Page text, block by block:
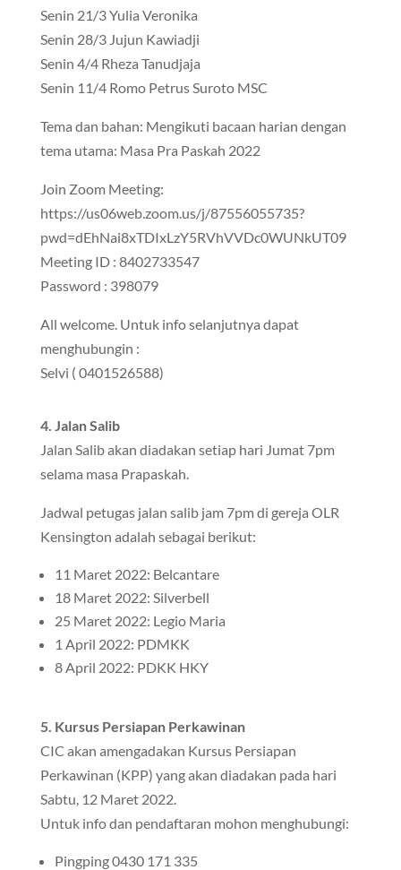
Senin 21/3 Yulia Veronika
Senin 28/3 Jujun Kawiadji
Senin 4/4 Rheza Tanudjaja
Senin 11/4 Romo Petrus Suroto MSC
Tema dan bahan: Mengikuti bacaan harian dengan
tema utama: Masa Pra Paskah 2022
Join Zoom Meeting:
https://us06web.zoom.us/j/87556055735?
pwd=dEhNai8xTDIxLzY5RVhVVDc0WUNkUT09
Meeting ID : 8402733547
Password : 398079
All welcome. Untuk info selanjutnya dapat
menghubungin :
Selvi ( 0401526588)
4. Jalan Salib
Jalan Salib akan diadakan setiap hari Jumat 7pm
selama masa Prapaskah.
Jadwal petugas jalan salib jam 7pm di gereja OLR
Kensington adalah sebagai berikut:
11 Maret 2022: Belcantare
18 Maret 2022: Silverbell
25 Maret 2022: Legio Maria
1 April 2022: PDMKK
8 April 2022: PDKK HKY
5. Kursus Persiapan Perkawinan
CIC akan amengadakan Kursus Persiapan
Perkawinan (KPP) yang akan diadakan pada hari
Sabtu, 12 Maret 2022.
Untuk info dan pendaftaran mohon menghubungi:
Pingping 0430 171 335